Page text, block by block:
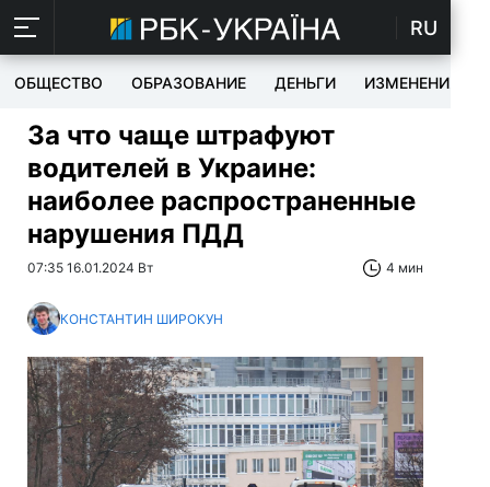
RU
ОБЩЕСТВО ОБРАЗОВАНИЕ ДЕНЬГИ ИЗМЕНЕНИЯ
За что чаще штрафуют
водителей в Украине:
наиболее распространенные
нарушения ПДД
07:35 16.01.2024 Вт 4 мин
КОНСТАНТИН ШИРОКУН